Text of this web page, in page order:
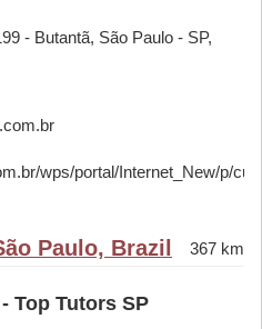
- Butantã, São Paulo - SP,
wps/portal/Internet_New/p/
Paulo, Brazil 367 km
Top Tutors SP